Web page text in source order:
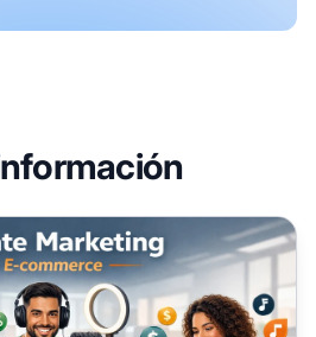
puede ayudar a tu